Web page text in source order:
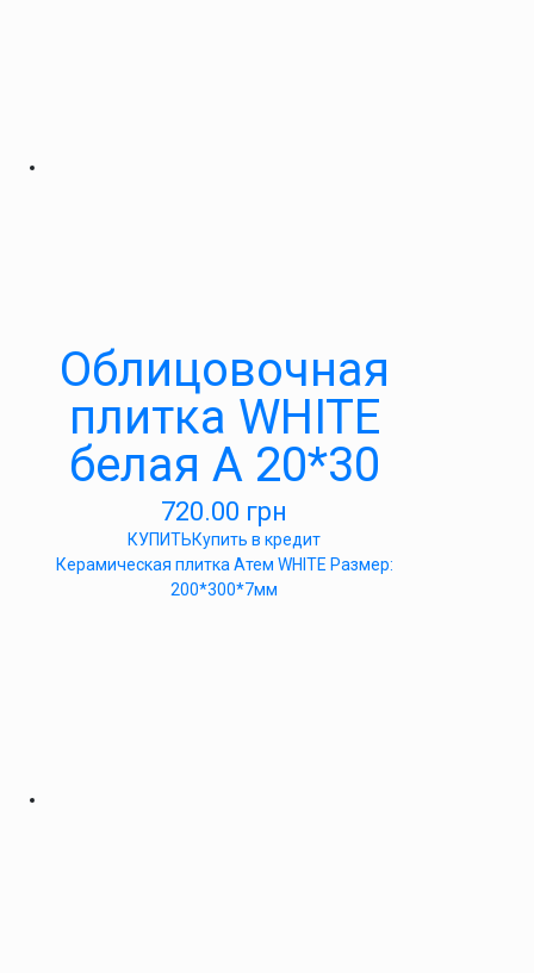
Облицовочная
плитка WHITE
белая А 20*30
720.00 грн
КУПИТЬКупить в кредит
Керамическая плитка Атем WHITE Размер:
200*300*7мм